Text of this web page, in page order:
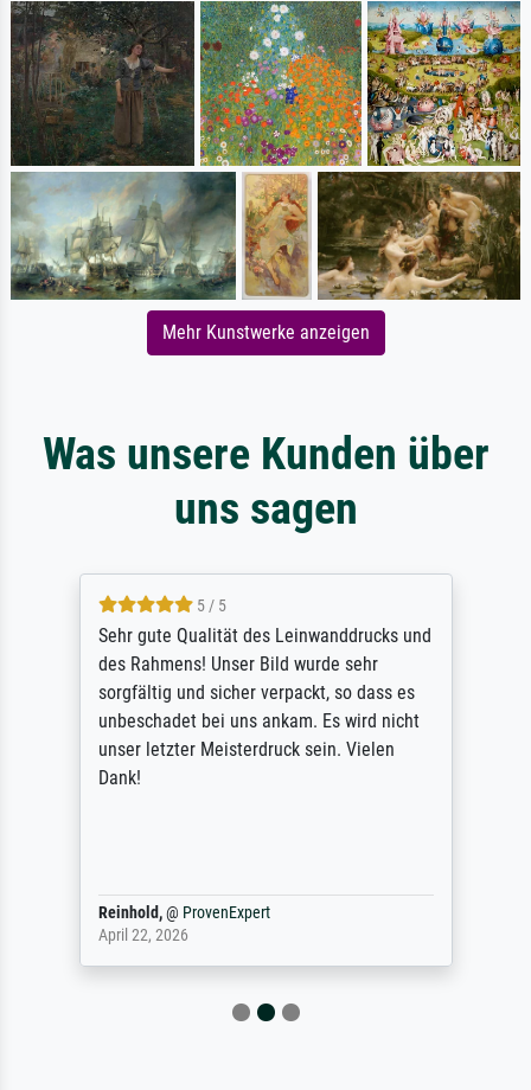
Mehr Kunstwerke anzeigen
Was unsere Kunden über
uns sagen
5 / 5
Sehr gute Qualität des Leinwanddrucks und
des Rahmens! Unser Bild wurde sehr
sorgfältig und sicher verpackt, so dass es
unbeschadet bei uns ankam. Es wird nicht
unser letzter Meisterdruck sein. Vielen
Dank!
Reinhold,@ ProvenExpert
April 22, 2026